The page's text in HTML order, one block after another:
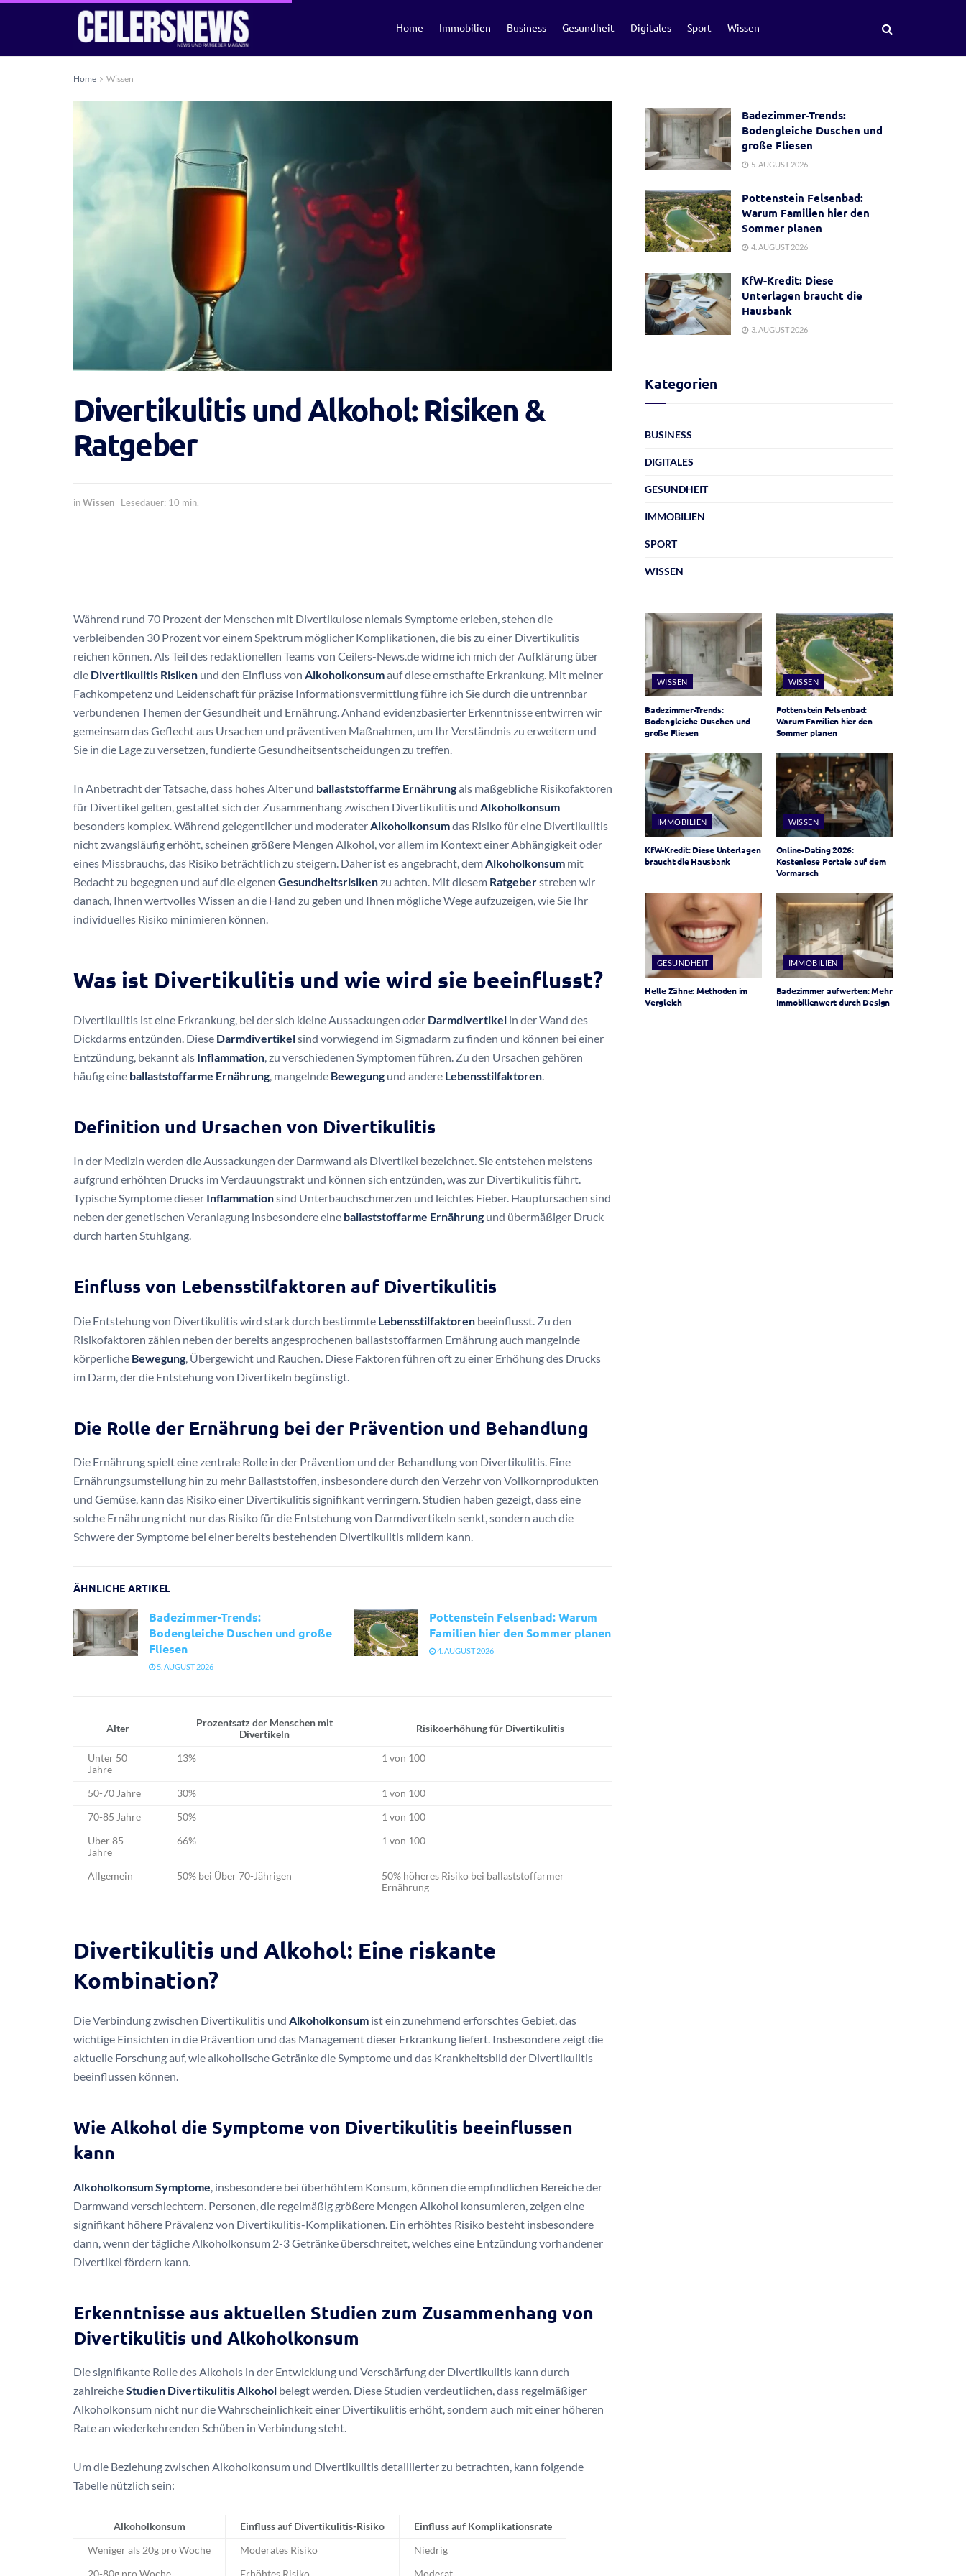
Home Immobilien Business Gesundheit Digitales Sport Wissen
Home Wissen
Divertikulitis und Alkohol: Risiken &
Ratgeber
inWissen Lesedauer: 10 min.
Während rund 70 Prozent der Menschen mit Divertikulose niemals Symptome erleben, stehen die
verbleibenden 30 Prozent vor einem Spektrum möglicher Komplikationen, die bis zu einer Divertikulitis
reichen können. Als Teil des redaktionellen Teams von Ceilers-News.de widme ich mich der Aufklärung über
die Divertikulitis Risiken und den Einfluss von Alkoholkonsumauf diese ernsthafte Erkrankung. Mit meiner
Fachkompetenz und Leidenschaft für präzise Informationsvermittlung führe ich Sie durch die untrennbar
verbundenen Themen der Gesundheit und Ernährung. Anhand evidenzbasierter Erkenntnisse entwirren wir
gemeinsam das Geflecht aus Ursachen und präventiven Maßnahmen, um Ihr Verständnis zu erweitern und
Sie in die Lage zu versetzen, fundierte Gesundheitsentscheidungen zu treffen.
In Anbetracht der Tatsache, dass hohes Alter und ballaststoffarme Ernährungals maßgebliche Risikofaktoren
für Divertikel gelten, gestaltet sich der Zusammenhang zwischen Divertikulitis und Alkoholkonsum
besonders komplex. Während gelegentlicher und moderaterAlkoholkonsumdas Risiko für eine Divertikulitis
nicht zwangsläufig erhöht, scheinen größere Mengen Alkohol, vor allem im Kontext einer Abhängigkeit oder
eines Missbrauchs, das Risiko beträchtlich zu steigern. Daher ist es angebracht, demAlkoholkonsum mit
Bedacht zu begegnen und auf die eigenen Gesundheitsrisikenzu achten. Mit diesem Ratgeberstreben wir
danach, Ihnen wertvolles Wissen an die Hand zu geben und Ihnen mögliche Wege aufzuzeigen, wie Sie Ihr
individuelles Risiko minimieren können.
Was ist Divertikulitis und wie wird sie beeinflusst?
Divertikulitis ist eine Erkrankung, bei der sich kleine Aussackungen oder Darmdivertikel in der Wand des
Dickdarms entzünden. Diese Darmdivertikelsind vorwiegend im Sigmadarm zu finden und können bei einer
Entzündung, bekannt als Inflammation, zu verschiedenen Symptomen führen. Zu den Ursachen gehören
häufig eine ballaststoffarme Ernährung, mangelnde Bewegung und andere Lebensstilfaktoren.
Definition und Ursachen von Divertikulitis
In der Medizin werden die Aussackungen der Darmwand als Divertikel bezeichnet. Sie entstehen meistens
aufgrund erhöhten Drucks im Verdauungstrakt und können sich entzünden, was zur Divertikulitis führt.
Typische Symptome dieser Inflammationsind Unterbauchschmerzen und leichtes Fieber. Hauptursachen sind
neben der genetischen Veranlagung insbesondere eine ballaststoffarme Ernährung und übermäßiger Druck
durch harten Stuhlgang.
Einfluss von Lebensstilfaktoren auf Divertikulitis
Die Entstehung von Divertikulitis wird stark durch bestimmte Lebensstilfaktoren beeinflusst. Zu den
Risikofaktoren zählen neben der bereits angesprochenen ballaststoffarmen Ernährung auch mangelnde
körperliche Bewegung, Übergewicht und Rauchen. Diese Faktoren führen oft zu einer Erhöhung des Drucks
im Darm, der die Entstehung von Divertikeln begünstigt.
Die Rolle der Ernährung bei der Prävention und Behandlung
Die Ernährung spielt eine zentrale Rolle in der Prävention und der Behandlung von Divertikulitis. Eine
Ernährungsumstellung hin zu mehr Ballaststoffen, insbesondere durch den Verzehr von Vollkornprodukten
und Gemüse, kann das Risiko einer Divertikulitis signifikant verringern. Studien haben gezeigt, dass eine
solche Ernährung nicht nur das Risiko für die Entstehung von Darmdivertikeln senkt, sondern auch die
Schwere der Symptome bei einer bereits bestehenden Divertikulitis mildern kann.
ÄHNLICHE ARTIKEL
Badezimmer-Trends:
Bodengleiche Duschen und große
Fliesen
5. AUGUST 2026
Pottenstein Felsenbad: Warum
Familien hier den Sommer planen
4. AUGUST 2026
Alter
Prozentsatz der Menschen mit
Divertikeln
Risikoerhöhung für Divertikulitis
Unter 50
Jahre
13% 1 von 100
50-70 Jahre 30% 1 von 100
70-85 Jahre 50% 1 von 100
Über 85
Jahre
66% 1 von 100
Allgemein 50% bei Über 70-Jährigen
50% höheres Risiko bei ballaststoffarmer
Ernährung
Divertikulitis und Alkohol: Eine riskante
Kombination?
Die Verbindung zwischen Divertikulitis und Alkoholkonsum ist ein zunehmend erforschtes Gebiet, das
wichtige Einsichten in die Prävention und das Management dieser Erkrankung liefert. Insbesondere zeigt die
aktuelle Forschung auf, wie alkoholische Getränke die Symptome und das Krankheitsbild der Divertikulitis
beeinflussen können.
Wie Alkohol die Symptome von Divertikulitis beeinflussen
kann
Alkoholkonsum Symptome , insbesondere bei überhöhtem Konsum, können die empfindlichen Bereiche der
Darmwand verschlechtern. Personen, die regelmäßig größere Mengen Alkohol konsumieren, zeigen eine
signifikant höhere Prävalenz von Divertikulitis-Komplikationen. Ein erhöhtes Risiko besteht insbesondere
dann, wenn der tägliche Alkoholkonsum 2-3 Getränke überschreitet, welches eine Entzündung vorhandener
Divertikel fördern kann.
Erkenntnisse aus aktuellen Studien zum Zusammenhang von
Divertikulitis und Alkoholkonsum
Die signifikante Rolle des Alkohols in der Entwicklung und Verschärfung der Divertikulitis kann durch
zahlreicheStudien Divertikulitis Alkohol belegt werden. Diese Studien verdeutlichen, dass regelmäßiger
Alkoholkonsum nicht nur die Wahrscheinlichkeit einer Divertikulitis erhöht, sondern auch mit einer höheren
Rate an wiederkehrenden Schüben in Verbindung steht.
Um die Beziehung zwischen Alkoholkonsum und Divertikulitis detaillierter zu betrachten, kann folgende
Tabelle nützlich sein:
Alkoholkonsum Einfluss auf Divertikulitis-Risiko Einfluss auf Komplikationsrate
Weniger als 20g pro Woche Moderates Risiko Niedrig
Badezimmer-Trends:
Bodengleiche Duschen und
große Fliesen
5. AUGUST 2026
Pottenstein Felsenbad:
Warum Familien hier den
Sommer planen
4. AUGUST 2026
KfW-Kredit: Diese
Unterlagen braucht die
Hausbank
3. AUGUST 2026
Kategorien
BUSINESS
DIGITALES
GESUNDHEIT
IMMOBILIEN
SPORT
WISSEN
WISSEN
Badezimmer-Trends:
Bodengleiche Duschen und
große Fliesen
WISSEN
Pottenstein Felsenbad:
Warum Familien hier den
Sommer planen
IMMOBILIEN
KfW-Kredit: Diese Unterlagen
braucht die Hausbank
WISSEN
Online-Dating 2026:
Kostenlose Portale auf dem
Vormarsch
GESUNDHEIT
Helle Zähne: Methoden im
Vergleich
IMMOBILIEN
Badezimmer aufwerten: Mehr
Immobilienwert durch Design